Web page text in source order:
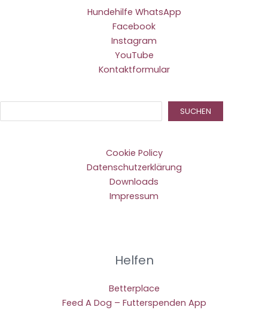
Hundehilfe WhatsApp
Facebook
Instagram
YouTube
Kontaktformular
SUCHEN
Cookie Policy
Datenschutzerklärung
Downloads
Impressum
Helfen
Betterplace
Feed A Dog – Futterspenden App